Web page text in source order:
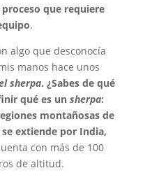
que requiere
.
algo que desconocía
manos hace unos
sherpa. ¿Sabes de qué
qué es un sherpa:
montañosas de
extiende por India,
con más de 100
de altitud.